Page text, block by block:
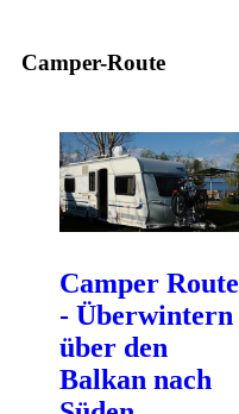
Camper-Route
Camper Route
- Überwintern
über den
Balkan nach